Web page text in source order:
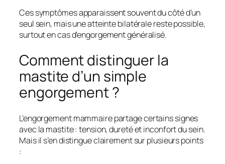
Ces symptômes apparaissent souvent du côté d’un
seul sein, mais une atteinte bilatérale reste possible,
surtout en cas d’engorgement généralisé.
Comment distinguer la
mastite d’un simple
engorgement ?
L’engorgement mammaire partage certains signes
avec la mastite : tension, dureté et inconfort du sein.
Mais il s’en distingue clairement sur plusieurs points
: